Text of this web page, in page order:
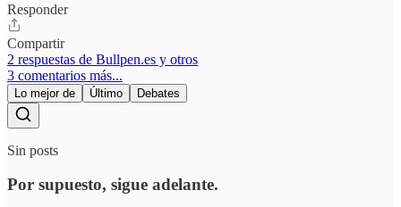
Responder
Compartir
2 respuestas de Bullpen.es y otros
3 comentarios más...
Lo mejor de Último Debates
Sin posts
Por supuesto, sigue adelante.